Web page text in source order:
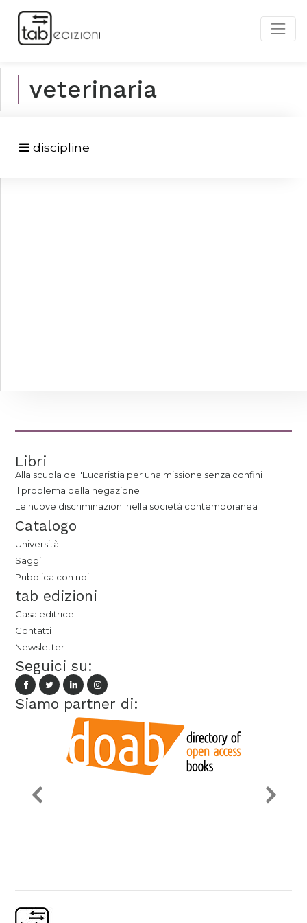
veterinaria
discipline
Libri
Alla scuola dell'Eucaristia per una missione senza confini
Il problema della negazione
Le nuove discriminazioni nella società contemporanea
Catalogo
Università
Saggi
Pubblica con noi
tab edizioni
Casa editrice
Contatti
Newsletter
Seguici su:
Siamo partner di: